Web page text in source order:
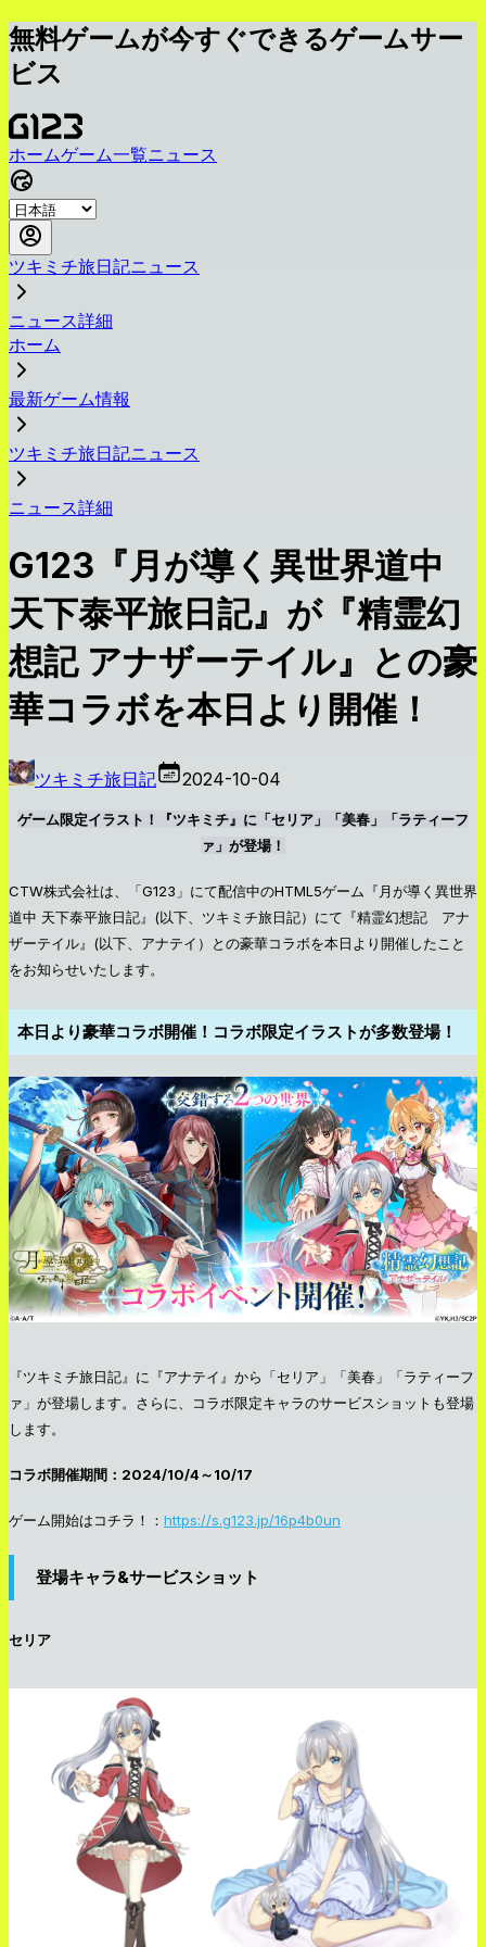
無料ゲームが今すぐできるゲームサー
ビス
ホームゲーム一覧ニュース
ツキミチ旅日記ニュース
ニュース詳細
ホーム
最新ゲーム情報
ツキミチ旅日記ニュース
ニュース詳細
G123『月が導く異世界道中
天下泰平旅日記』が『精霊幻
想記 アナザーテイル』との豪
華コラボを本日より開催！
ツキミチ旅日記 2024-10-04
ゲーム限定イラスト！『ツキミチ』に「セリア」「美春」「ラティーフ
ァ」が登場！
CTW株式会社は、「G123」にて配信中のHTML5ゲーム『月が導く異世界
道中 天下泰平旅日記』(以下、ツキミチ旅日記）にて『精霊幻想記 アナ
ザーテイル』(以下、アナテイ）との豪華コラボを本日より開催したこと
をお知らせいたします。
本日より豪華コラボ開催！コラボ限定イラストが多数登場！
『ツキミチ旅日記』に『アナテイ』から「セリア」「美春」「ラティーフ
ァ」が登場します。さらに、コラボ限定キャラのサービスショットも登場
します。
コラボ開催期間：2024/10/4～10/17
ゲーム開始はコチラ！： https://s.g123.jp/16p4b0un
登場キャラ&サービスショット
セリア